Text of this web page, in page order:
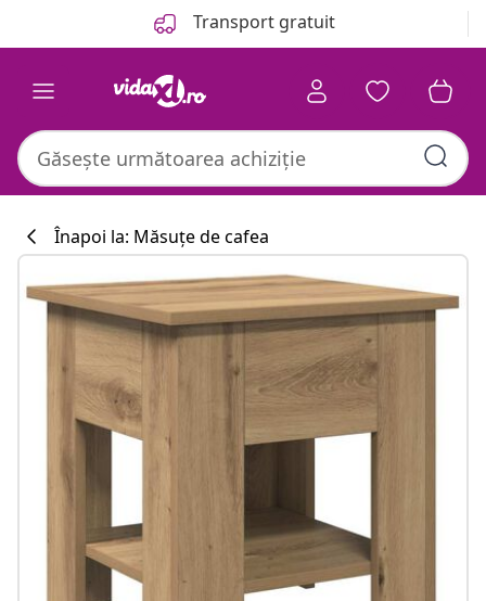
Transport gratuit
Înapoi la: Măsuțe de cafea